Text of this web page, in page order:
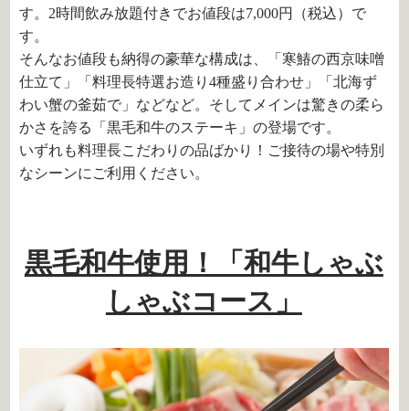
す。2時間飲み放題付きでお値段は7,000円（税込）で
す。
そんなお値段も納得の豪華な構成は、「寒鰆の西京味噌
仕立て」「料理長特選お造り4種盛り合わせ」「北海ず
わい蟹の釜茹で」などなど。そしてメインは驚きの柔ら
かさを誇る「黒毛和牛のステーキ」の登場です。
いずれも料理長こだわりの品ばかり！ご接待の場や特別
なシーンにご利用ください。
黒毛和牛使用！「和牛しゃぶ
しゃぶコース」